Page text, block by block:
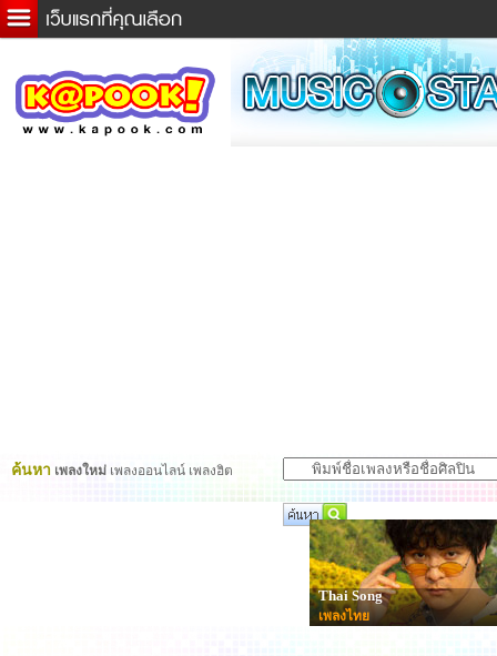
ข่าวด่วน
ละคร
ค้นหา เพลงใหม่ เพลงออนไลน์ เพลงฮิต
Thai Song
เพลงไทย